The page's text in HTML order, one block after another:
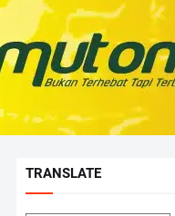
TRANSLATE